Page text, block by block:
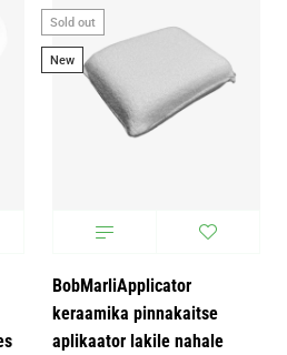
Sold out
New
BobMarliApplicator
keraamika pinnakaitse
aplikaator lakile nahale